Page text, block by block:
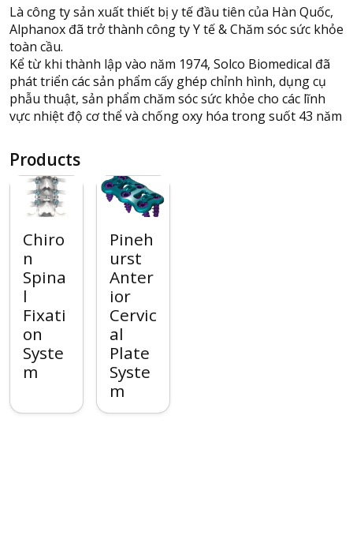
Là công ty sản xuất thiết bị y tế đầu tiên của Hàn Quốc,
Alphanox đã trở thành công ty Y tế & Chăm sóc sức khỏe
toàn cầu.
Kể từ khi thành lập vào năm 1974, Solco Biomedical đã
phát triển các sản phẩm cấy ghép chỉnh hình, dụng cụ
phẫu thuật, sản phẩm chăm sóc sức khỏe cho các lĩnh
vực nhiệt độ cơ thể và chống oxy hóa trong suốt 43 năm
Products
Chiro
n
Spina
l
Fixati
on
Syste
m
Pineh
urst
Anter
ior
Cervic
al
Plate
Syste
m